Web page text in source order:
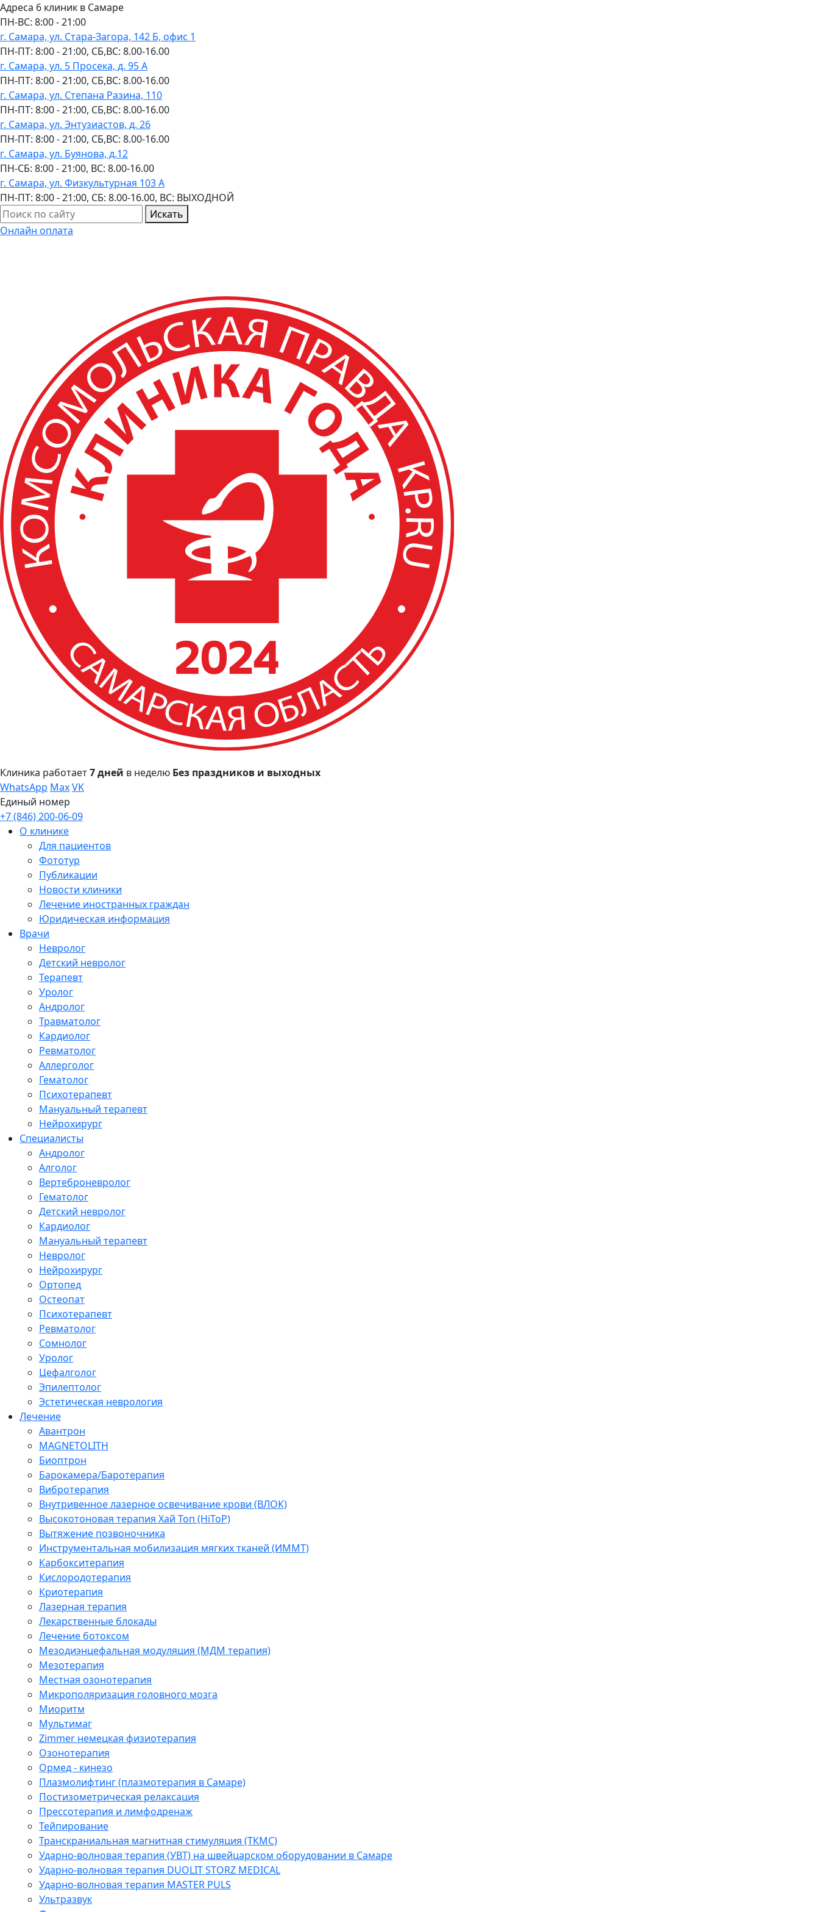
Адреса 6 клиник в Самаре
ПН-ВC: 8:00 - 21:00
г. Самара, ул. Стара-Загора, 142 Б, офис 1
ПН-ПТ: 8:00 - 21:00, СБ,ВС: 8.00-16.00
г. Самара, ул. 5 Просека, д. 95 А
ПН-ПТ: 8:00 - 21:00, СБ,ВС: 8.00-16.00
г. Самара, ул. Степана Разина, 110
ПН-ПТ: 8:00 - 21:00, СБ,ВС: 8.00-16.00
г. Самара, ул. Энтузиастов, д. 26
ПН-ПТ: 8:00 - 21:00, СБ,ВС: 8.00-16.00
г. Самара, ул. Буянова, д.12
ПН-СБ: 8:00 - 21:00, ВС: 8.00-16.00
г. Самара, ул. Физкультурная 103 А
ПН-ПТ: 8:00 - 21:00, СБ: 8.00-16.00, ВС: ВЫХОДНОЙ
Искать
Онлайн оплата
Клиника работает7 дней в неделю Без праздников и выходных
WhatsApp MaxVK
Единый номер
+7 (846) 200-06-09
О клинике
Для пациентов
Фототур
Публикации
Новости клиники
Лечение иностранных граждан
Юридическая информация
Врачи
Невролог
Детский невролог
Терапевт
Уролог
Андролог
Травматолог
Кардиолог
Ревматолог
Аллерголог
Гематолог
Психотерапевт
Мануальный терапевт
Нейрохирург
Специалисты
Андролог
Алголог
Вертеброневролог
Гематолог
Детский невролог
Кардиолог
Мануальный терапевт
Невролог
Нейрохирург
Ортопед
Остеопат
Психотерапевт
Ревматолог
Сомнолог
Уролог
Цефалголог
Эпилептолог
Эстетическая неврология
Лечение
Авантрон
MAGNETOLITH
Биоптрон
Барокамера/Баротерапия
Вибротерапия
Внутривенное лазерное освечивание крови (ВЛОК)
Высокотоновая терапия Хай Топ (HiToP)
Вытяжение позвоночника
Инструментальная мобилизация мягких тканей (ИММТ)
Карбокситерапия
Кислородотерапия
Криотерапия
Лазерная терапия
Лекарственные блокады
Лечение ботоксом
Мезодиэнцефальная модуляция (МДМ терапия)
Мезотерапия
Местная озонотерапия
Микрополяризация головного мозга
Миоритм
Мультимаг
Zimmer немецкая физиотерапия
Озонотерапия
Ормед - кинезо
Плазмолифтинг (плазмотерапия в Самаре)
Постизометрическая релаксация
Прессотерапия и лимфодренаж
Тейпирование
Транскраниальная магнитная стимуляция (ТКМС)
Ударно-волновая терапия (УВТ) на швейцарском оборудовании в Самаре
Ударно-волновая терапия DUOLIT STORZ MEDICAL
Ударно-волновая терапия MASTER PULS
Ультразвук